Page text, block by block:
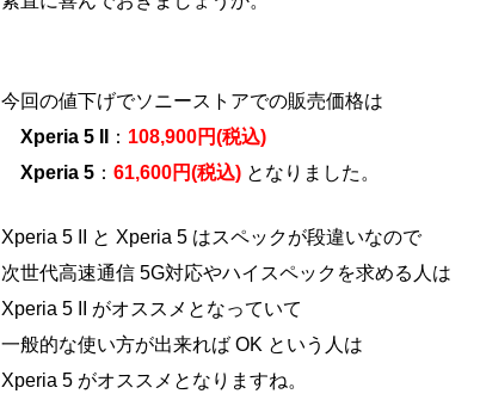
今回の値下げでソニーストアでの販売価格は
Xperia 5 II
： 108,900円(税込)
Xperia 5 ：61,600円(税込) となりました。
Xperia 5 II と Xperia 5 はスペックが段違いなので
次世代高速通信 5G対応やハイスペックを求める人は
Xperia 5 II がオススメとなっていて
一般的な使い方が出来れば OK という人は
Xperia 5 がオススメとなりますね。